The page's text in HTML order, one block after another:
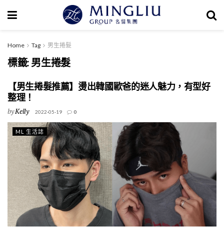
Home Tag 男生捲髮
標籤: 男生捲髮
【男生捲髮推薦】燙出韓國歐爸的迷人魅力，有型好
整理！
byKelly 2022-05-19 0
ML 生活誌